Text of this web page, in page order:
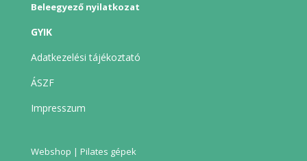
Beleegyező nyilatkozat
GYIK
Adatkezelési tájékoztató
ÁSZF
Impresszum
Webshop | Pilates gépek